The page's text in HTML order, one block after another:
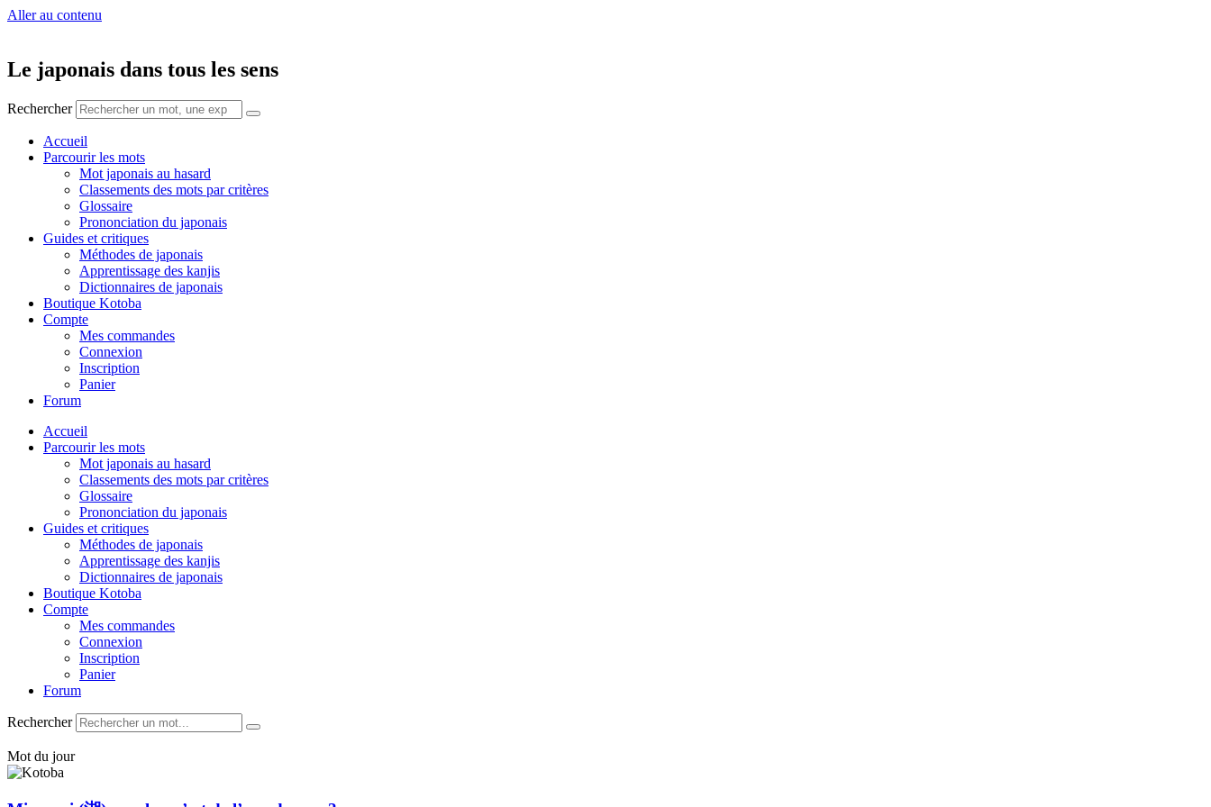
Aller au contenu
Le japonais dans tous les sens
Rechercher
Accueil
Parcourir les mots
Mot japonais au hasard
Classements des mots par critères
Glossaire
Prononciation du japonais
Guides et critiques
Méthodes de japonais
Apprentissage des kanjis
Dictionnaires de japonais
Boutique Kotoba
Compte
Mes commandes
Connexion
Inscription
Panier
Forum
Accueil
Parcourir les mots
Mot japonais au hasard
Classements des mots par critères
Glossaire
Prononciation du japonais
Guides et critiques
Méthodes de japonais
Apprentissage des kanjis
Dictionnaires de japonais
Boutique Kotoba
Compte
Mes commandes
Connexion
Inscription
Panier
Forum
Rechercher
Mot du jour